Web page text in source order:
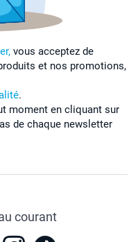
vous acceptez de
et nos promotions,
.
moment en cliquant sur
de chaque newsletter
courant